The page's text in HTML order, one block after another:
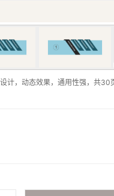
计，动态效果，通用性强，共30